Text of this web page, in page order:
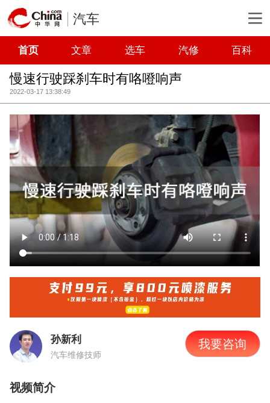
汽车
首页 文章 选车 汽修 百科
慢速行驶踩刹车时有咯噔响声
2022-03-17 13:38:49
孙新利
汽车维修技师
我要咨询
视频简介